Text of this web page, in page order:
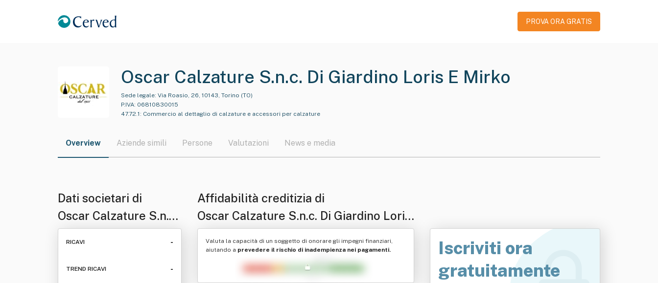
PROVA ORA GRATIS
Oscar Calzature S.n.c. Di Giardino Loris E Mirko
Sede legale: Via Roasio, 26, 10143, Torino (TO)
P.IVA: 06810830015
47.72.1 : Commercio al dettaglio di calzature e accessori per calzature
Overview Aziende simili Persone Valutazioni News e media
Dati societari di
Oscar Calzature S.n.c.
Di Giardino Loris E
RICAVI -
TREND RICAVI -
Affidabilità creditizia di
Oscar Calzature S.n.c. Di Giardino Loris
E Mirko
Valuta la capacità di un soggetto di onorare gli impegni finanziari,
aiutando a prevedere il rischio di inadempienza nei pagamenti.
Iscriviti ora
gratuitamente